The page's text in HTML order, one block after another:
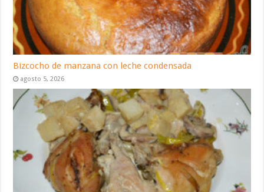
Bizcocho de manzana con leche condensada
agosto 5, 2026